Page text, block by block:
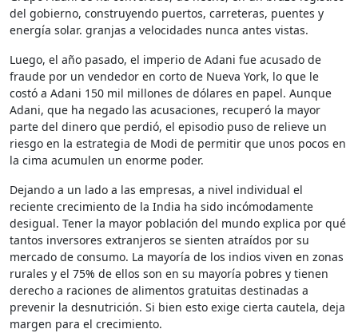
del gobierno, construyendo puertos, carreteras, puentes y
energía solar. granjas a velocidades nunca antes vistas.
Luego, el año pasado, el imperio de Adani fue acusado de
fraude por un vendedor en corto de Nueva York, lo que le
costó a Adani 150 mil millones de dólares en papel. Aunque
Adani, que ha negado las acusaciones, recuperó la mayor
parte del dinero que perdió, el episodio puso de relieve un
riesgo en la estrategia de Modi de permitir que unos pocos en
la cima acumulen un enorme poder.
Dejando a un lado a las empresas, a nivel individual el
reciente crecimiento de la India ha sido incómodamente
desigual. Tener la mayor población del mundo explica por qué
tantos inversores extranjeros se sienten atraídos por su
mercado de consumo. La mayoría de los indios viven en zonas
rurales y el 75% de ellos son en su mayoría pobres y tienen
derecho a raciones de alimentos gratuitas destinadas a
prevenir la desnutrición. Si bien esto exige cierta cautela, deja
margen para el crecimiento.